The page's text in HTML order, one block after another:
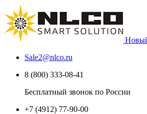
Sale2@nlco.ru
8 (800) 333-08-41
Бесплатный звонок по России
+7 (4912) 77-90-00